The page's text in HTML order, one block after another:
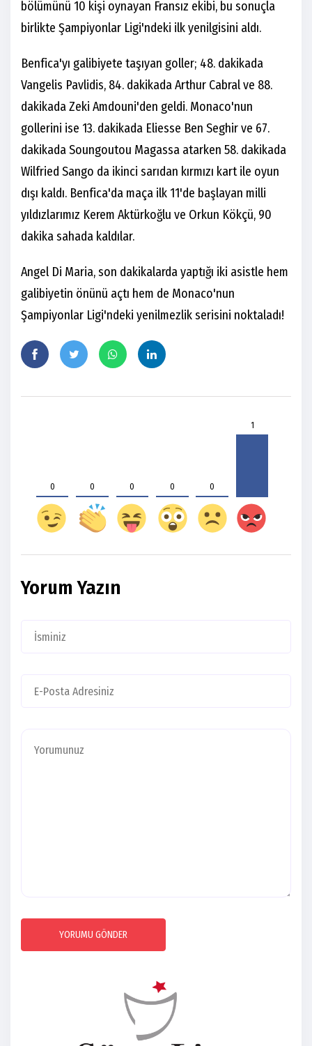
bölümünü 10 kişi oynayan Fransız ekibi, bu sonuçla
birlikte Şampiyonlar Ligi'ndeki ilk yenilgisini aldı.
Benfica'yı galibiyete taşıyan goller; 48. dakikada
Vangelis Pavlidis, 84. dakikada Arthur Cabral ve 88.
dakikada Zeki Amdouni'den geldi. Monaco'nun
gollerini ise 13. dakikada Eliesse Ben Seghir ve 67.
dakikada Soungoutou Magassa atarken 58. dakikada
Wilfried Sango da ikinci sarıdan kırmızı kart ile oyun
dışı kaldı. Benfica'da maça ilk 11'de başlayan milli
yıldızlarımız Kerem Aktürkoğlu ve Orkun Kökçü, 90
dakika sahada kaldılar.
Angel Di Maria, son dakikalarda yaptığı iki asistle hem
galibiyetin önünü açtı hem de Monaco'nun
Şampiyonlar Ligi'ndeki yenilmezlik serisini noktaladı!
0 0 0 0 0
1
Yorum Yazın
YORUMU GÖNDER